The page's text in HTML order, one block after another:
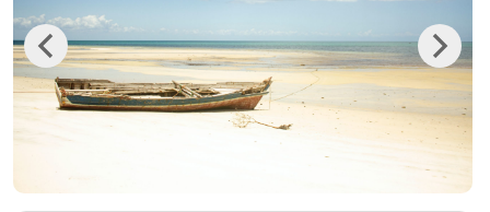
Previous Next